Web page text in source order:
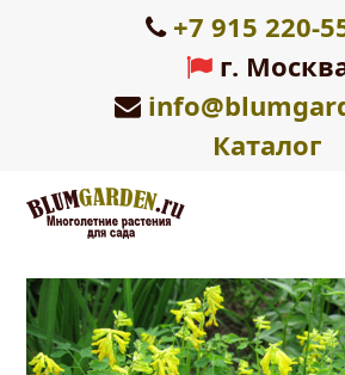
+7 915 220-
г.
Каталог